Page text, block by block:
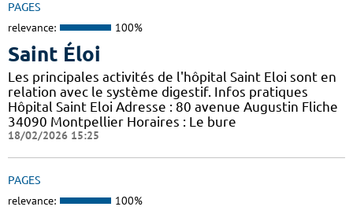
PAGES
relevance: 100%
Saint Éloi
Les principales activités de l'hôpital Saint Eloi sont en
relation avec le système digestif. Infos pratiques
Hôpital Saint Eloi Adresse : 80 avenue Augustin Fliche
34090 Montpellier Horaires : Le bure
18/02/2026 15:25
PAGES
relevance: 100%